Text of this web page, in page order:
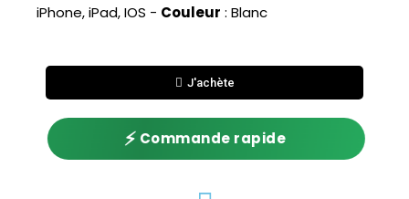
iPhone, iPad, IOS - Couleur : Blanc
J'achète
⚡ Commande rapide